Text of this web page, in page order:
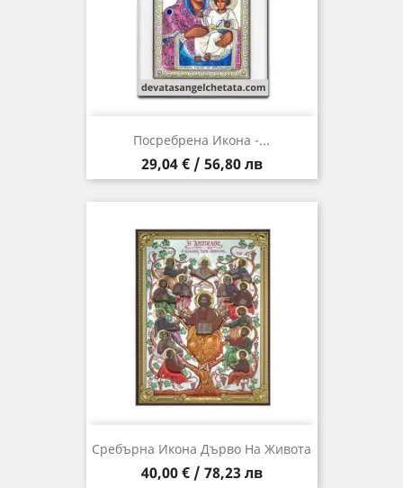
Посребрена Икона -...
Цена
29,04 € / 56,80 лв
Сребърна Икона Дърво На Живота
Цена
40,00 € / 78,23 лв